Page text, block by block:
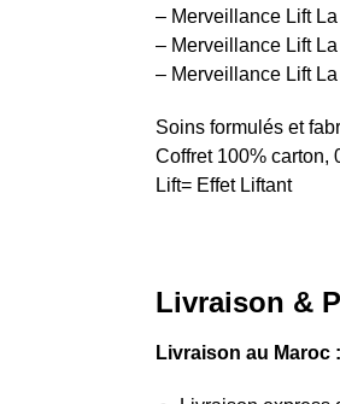
– Merveillance Lift
– Merveillance Lift
– Merveillance Lift
Soins formulés et
Coffret 100% carton,
Lift= Effet Liftant
Livraison &
Livraison au Maroc :